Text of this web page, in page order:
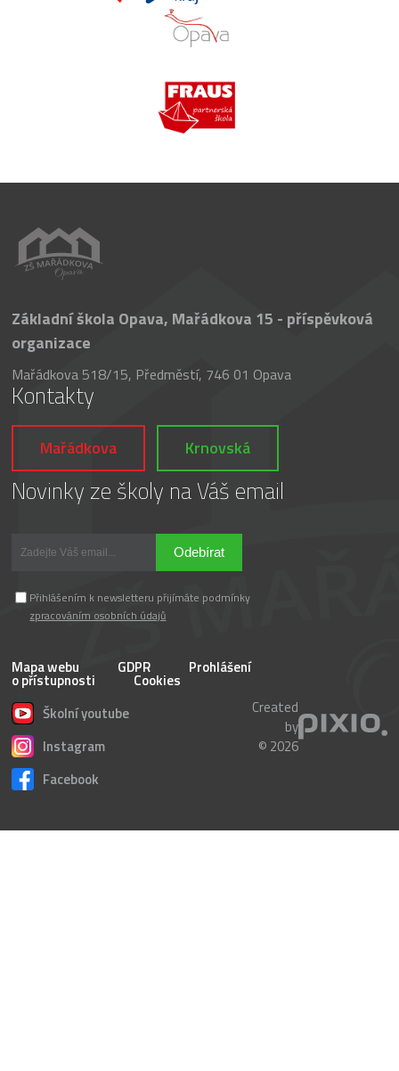
Základní škola Opava, Mařádkova 15 - příspěvková
organizace
Mařádkova 518/15, Předměstí, 746 01 Opava
Kontakty
Mařádkova Krnovská
Novinky ze školy na Váš email
Odebírat
Přihlášením k newsletteru přijímáte podmínky
zpracováním osobních údajů
Mapa webu GDPR Prohlášení
o přístupnosti
Cookies
Školní youtube
Instagram
Facebook
Created
by
© 2026